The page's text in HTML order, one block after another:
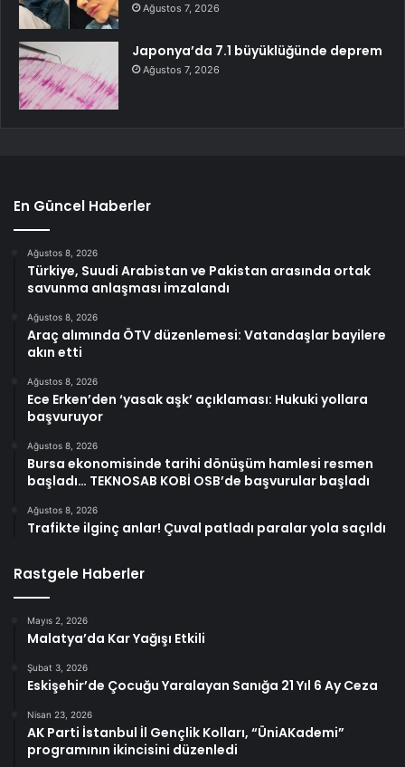
Ağustos 7, 2026
Japonya’da 7.1 büyüklüğünde deprem
Ağustos 7, 2026
En Güncel Haberler
Ağustos 8, 2026
Türkiye, Suudi Arabistan ve Pakistan arasında ortak
savunma anlaşması imzalandı
Ağustos 8, 2026
Araç alımında ÖTV düzenlemesi: Vatandaşlar bayilere
akın etti
Ağustos 8, 2026
Ece Erken’den ‘yasak aşk’ açıklaması: Hukuki yollara
başvuruyor
Ağustos 8, 2026
Bursa ekonomisinde tarihi dönüşüm hamlesi resmen
başladı… TEKNOSAB KOBİ OSB’de başvurular başladı
Ağustos 8, 2026
Trafikte ilginç anlar! Çuval patladı paralar yola saçıldı
Rastgele Haberler
Mayıs 2, 2026
Malatya’da Kar Yağışı Etkili
Şubat 3, 2026
Eskişehir’de Çocuğu Yaralayan Sanığa 21 Yıl 6 Ay Ceza
Nisan 23, 2026
AK Parti İstanbul İl Gençlik Kolları, “ÜniAKademi”
programının ikincisini düzenledi